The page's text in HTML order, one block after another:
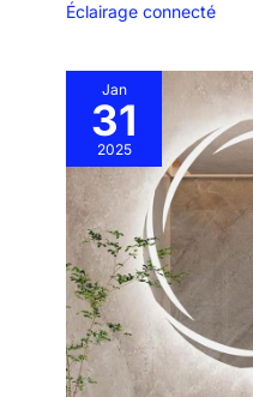
Éclairage connecté
Jan
31
2025